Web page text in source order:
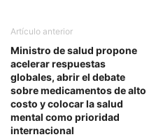
Artículo anterior
Ministro de salud propone
acelerar respuestas
globales, abrir el debate
sobre medicamentos de alto
costo y colocar la salud
mental como prioridad
internacional